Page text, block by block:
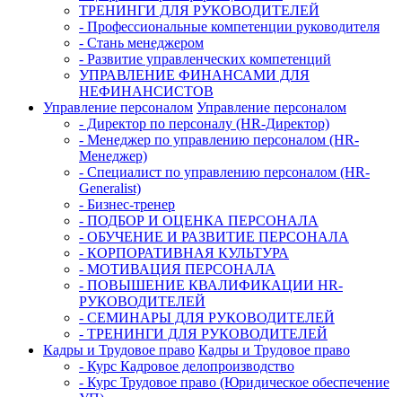
ТРЕНИНГИ ДЛЯ РУКОВОДИТЕЛЕЙ
- Профессиональные компетенции руководителя
- Стань менеджером
- Развитие управленческих компетенций
УПРАВЛЕНИЕ ФИНАНСАМИ ДЛЯ
НЕФИНАНСИСТОВ
Управление персоналом Управление персоналом
- Директор по персоналу (HR-Директор)
- Менеджер по управлению персоналом (HR-
Менеджер)
- Специалист по управлению персоналом (HR-
Generalist)
- Бизнес-тренер
- ПОДБОР И ОЦЕНКА ПЕРСОНАЛА
- ОБУЧЕНИЕ И РАЗВИТИЕ ПЕРСОНАЛА
- КОРПОРАТИВНАЯ КУЛЬТУРА
- МОТИВАЦИЯ ПЕРСОНАЛА
- ПОВЫШЕНИЕ КВАЛИФИКАЦИИ HR-
РУКОВОДИТЕЛЕЙ
- СЕМИНАРЫ ДЛЯ РУКОВОДИТЕЛЕЙ
- ТРЕНИНГИ ДЛЯ РУКОВОДИТЕЛЕЙ
Кадры и Трудовое право Кадры и Трудовое право
- Курс Кадровое делопроизводство
- Курс Трудовое право (Юридическое обеспечение